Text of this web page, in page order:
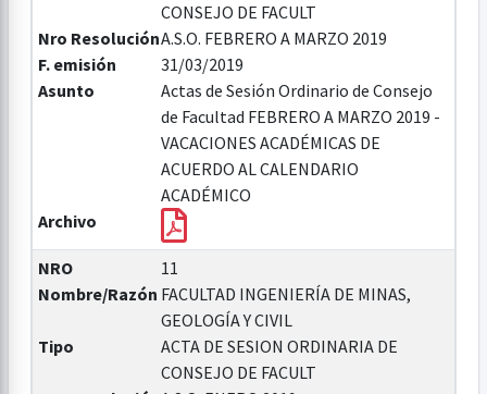
CONSEJO DE FACULT
Nro ResoluciónA.S.O. FEBRERO A MARZO 2019
F. emisión
31/03/2019
Asunto
Actas de Sesión Ordinario de Consejo
de Facultad FEBRERO A MARZO 2019 -
VACACIONES ACADÉMICAS DE
ACUERDO AL CALENDARIO
ACADÉMICO
Archivo
NRO
11
Nombre/Razón FACULTAD INGENIERÍA DE MINAS,
GEOLOGÍA Y CIVIL
Tipo
ACTA DE SESION ORDINARIA DE
CONSEJO DE FACULT